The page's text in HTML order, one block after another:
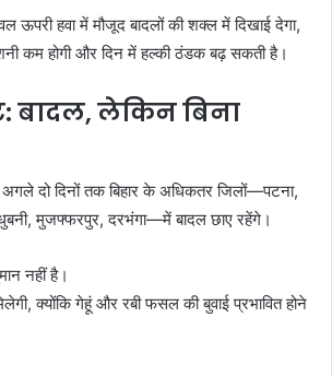
ऊपरी हवा में मौजूद बादलों की शक्ल में दिखाई देगा,
कम होगी और दिन में हल्की ठंडक बढ़ सकती है।
बादल, लेकिन बिना
दो दिनों तक बिहार के अधिकतर जिलों—पटना,
मुजफ्फरपुर, दरभंगा—में बादल छाए रहेंगे।
नहीं है।
क्योंकि गेहूं और रबी फसल की बुवाई प्रभावित होने